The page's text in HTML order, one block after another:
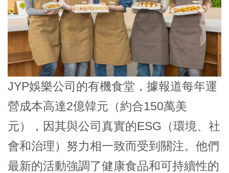
JYP娛樂公司的有機食堂，據報道每年運
營成本高達2億韓元（約合150萬美
元），因其與公司真實的ESG（環境、社
會和治理）努力相一致而受到關注。他們
最新的活動強調了健康食品和可持續性的